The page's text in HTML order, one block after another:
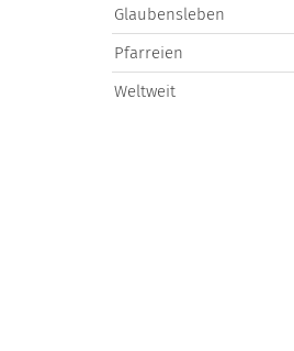
Glaubensleben
Pfarreien
Weltweit